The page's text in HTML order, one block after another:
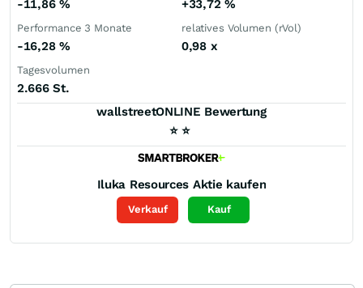
-11,86 % +33,72 %
Performance 3 Monate
-16,28 %
relatives Volumen (rVol)
0,98 x
Tagesvolumen
2.666 St.
wallstreetONLINE Bewertung
⭐ ⭐
Iluka Resources Aktie kaufen
Verkauf Kauf